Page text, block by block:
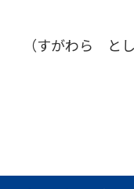
（すがわら と